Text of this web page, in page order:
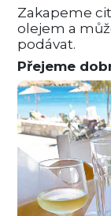
Zakapeme
olejem a
podávat.
Přejeme